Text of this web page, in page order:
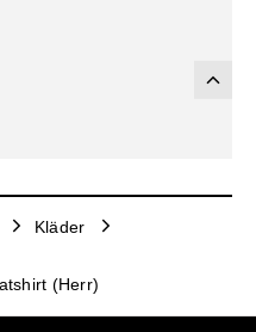
Kläder
(Herr)